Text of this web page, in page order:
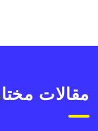
مقالات